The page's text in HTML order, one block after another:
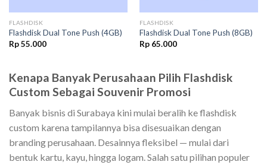
FLASHDISK
Flashdisk Dual Tone Push (4GB)
Rp55.000
FLASHDISK
Flashdisk Dual Tone Push (8GB)
Rp65.000
Kenapa Banyak Perusahaan Pilih Flashdisk
Custom Sebagai Souvenir Promosi
Banyak bisnis di Surabaya kini mulai beralih ke flashdisk
custom karena tampilannya bisa disesuaikan dengan
branding perusahaan. Desainnya fleksibel — mulai dari
bentuk kartu, kayu, hingga logam. Salah satu pilihan populer